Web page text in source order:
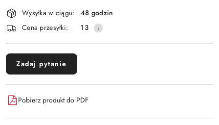
Dostępność
i
dostawa
Wysyłka w ciągu:
48 godzin
Cena przesyłki:
13
Zadaj pytanie
Pobierz produkt do PDF